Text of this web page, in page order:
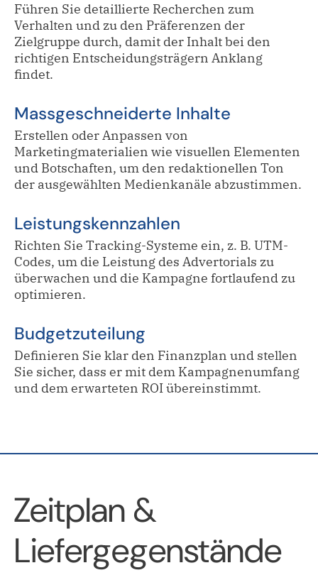
Führen Sie detaillierte Recherchen zum
Verhalten und zu den Präferenzen der
Zielgruppe durch, damit der Inhalt bei den
richtigen Entscheidungsträgern Anklang
findet.
Massgeschneiderte Inhalte
Erstellen oder Anpassen von
Marketingmaterialien wie visuellen Elementen
und Botschaften, um den redaktionellen Ton
der ausgewählten Medienkanäle abzustimmen.
Leistungskennzahlen
Richten Sie Tracking-Systeme ein, z. B. UTM-
Codes, um die Leistung des Advertorials zu
überwachen und die Kampagne fortlaufend zu
optimieren.
Budgetzuteilung
Definieren Sie klar den Finanzplan und stellen
Sie sicher, dass er mit dem Kampagnenumfang
und dem erwarteten ROI übereinstimmt.
Zeitplan &
Liefergegenstände